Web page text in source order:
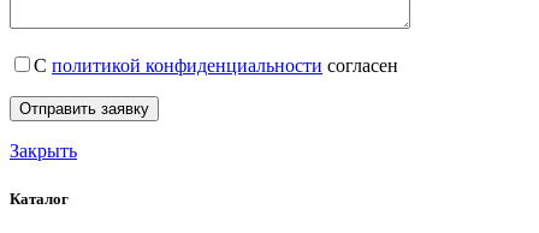
С политикой конфиденциальности согласен
Закрыть
Каталог